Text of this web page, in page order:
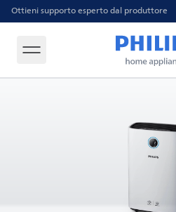
Ottieni supporto esperto dal produttore